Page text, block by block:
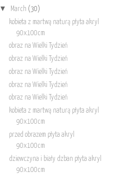
▼ March (30)
kobieta z martwą naturą płyta akryl
90x100cm
obraz na Wielki Tydzień
obraz na Wielki Tydzień
obraz na Wielki Tydzień
obraz na Wielki Tydzień
obraz na Wielki Tydzień
kobieta z martwą naturą płyta akryl
90x100cm
przed obrazem płyta akryl
90x100cm
dziewczyna i biały dzban płyta akryl
90x100cm